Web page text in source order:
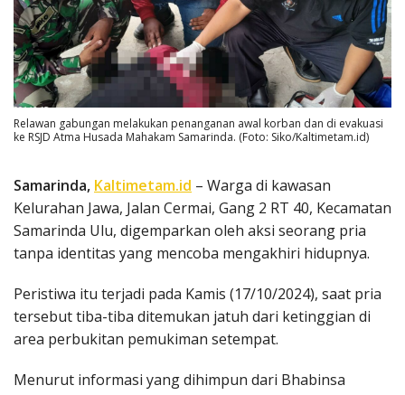
Relawan gabungan melakukan penanganan awal korban dan di evakuasi
ke RSJD Atma Husada Mahakam Samarinda. (Foto: Siko/Kaltimetam.id)
Samarinda, Kaltimetam.id – Warga di kawasan
Kelurahan Jawa, Jalan Cermai, Gang 2 RT 40, Kecamatan
Samarinda Ulu, digemparkan oleh aksi seorang pria
tanpa identitas yang mencoba mengakhiri hidupnya.
Peristiwa itu terjadi pada Kamis (17/10/2024), saat pria
tersebut tiba-tiba ditemukan jatuh dari ketinggian di
area perbukitan pemukiman setempat.
Menurut informasi yang dihimpun dari Bhabinsa